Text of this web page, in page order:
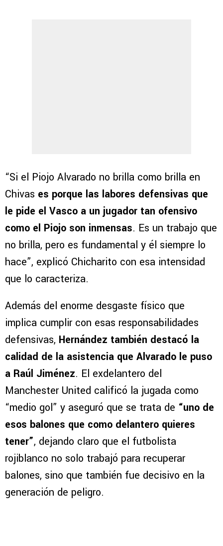
“Si el Piojo Alvarado no brilla como brilla en
Chivas es porque las labores defensivas que
le pide el Vasco a un jugador tan ofensivo
como el Piojo son inmensas. Es un trabajo que
no brilla, pero es fundamental y él siempre lo
hace”, explicó Chicharito con esa intensidad
que lo caracteriza.
Además del enorme desgaste físico que
implica cumplir con esas responsabilidades
defensivas, Hernández también destacó la
calidad de la asistencia que Alvarado le puso
a Raúl Jiménez. El exdelantero del
Manchester United calificó la jugada como
“medio gol” y aseguró que se trata de “uno de
esos balones que como delantero quieres
tener”, dejando claro que el futbolista
rojiblanco no solo trabajó para recuperar
balones, sino que también fue decisivo en la
generación de peligro.